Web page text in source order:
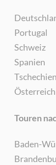
Portugal
Schweiz
Spanien
Tschechien
Österreich
Touren
Baden-